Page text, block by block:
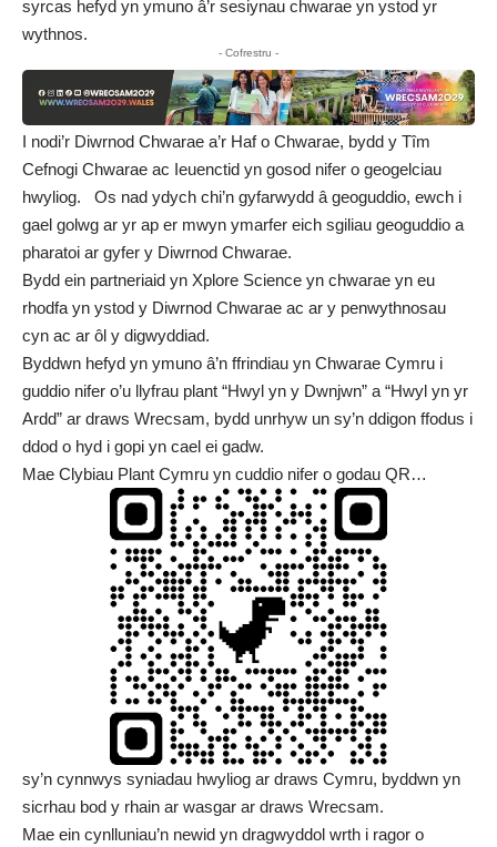
syrcas hefyd yn ymuno â’r sesiynau chwarae yn ystod yr
wythnos.
- Cofrestru -
I nodi’r Diwrnod Chwarae a’r Haf o Chwarae, bydd y Tîm
Cefnogi Chwarae ac Ieuenctid yn gosod nifer o geogelciau
hwyliog. Os nad ydych chi’n gyfarwydd â geoguddio, ewch i
gael golwg ar yr ap er mwyn ymarfer eich sgiliau geoguddio a
pharatoi ar gyfer y Diwrnod Chwarae.
Bydd ein partneriaid yn Xplore Science yn chwarae yn eu
rhodfa yn ystod y Diwrnod Chwarae ac ar y penwythnosau
cyn ac ar ôl y digwyddiad.
Byddwn hefyd yn ymuno â’n ffrindiau yn Chwarae Cymru i
guddio nifer o’u llyfrau plant “Hwyl yn y Dwnjwn” a “Hwyl yn yr
Ardd” ar draws Wrecsam, bydd unrhyw un sy’n ddigon ffodus i
ddod o hyd i gopi yn cael ei gadw.
Mae Clybiau Plant Cymru yn cuddio nifer o godau QR…
sy’n cynnwys syniadau hwyliog ar draws Cymru, byddwn yn
sicrhau bod y rhain ar wasgar ar draws Wrecsam.
Mae ein cynlluniau’n newid yn dragwyddol wrth i ragor o